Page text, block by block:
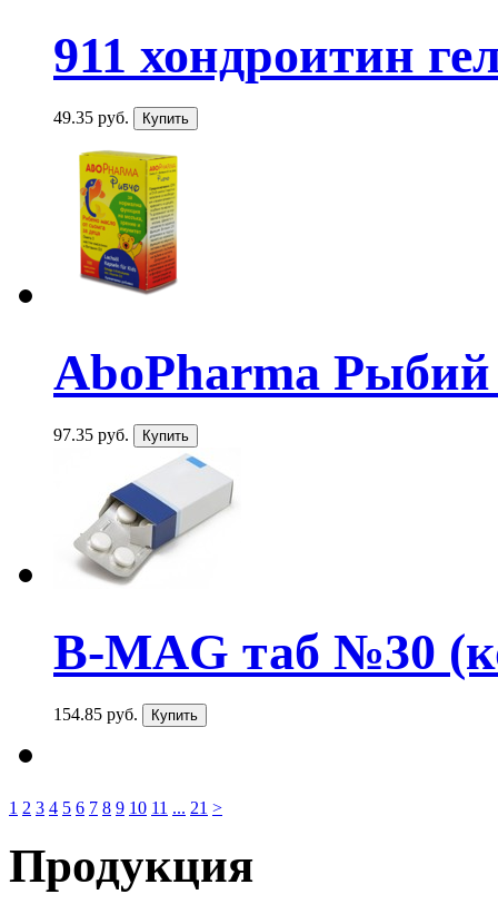
911 хондроитин
49.35 руб.
AboPharma
97.35 руб.
B-MAG таб №30
154.85 руб.
1 2 3 4 5 6 7 8 9 10 11 ... 21 >
Продукция